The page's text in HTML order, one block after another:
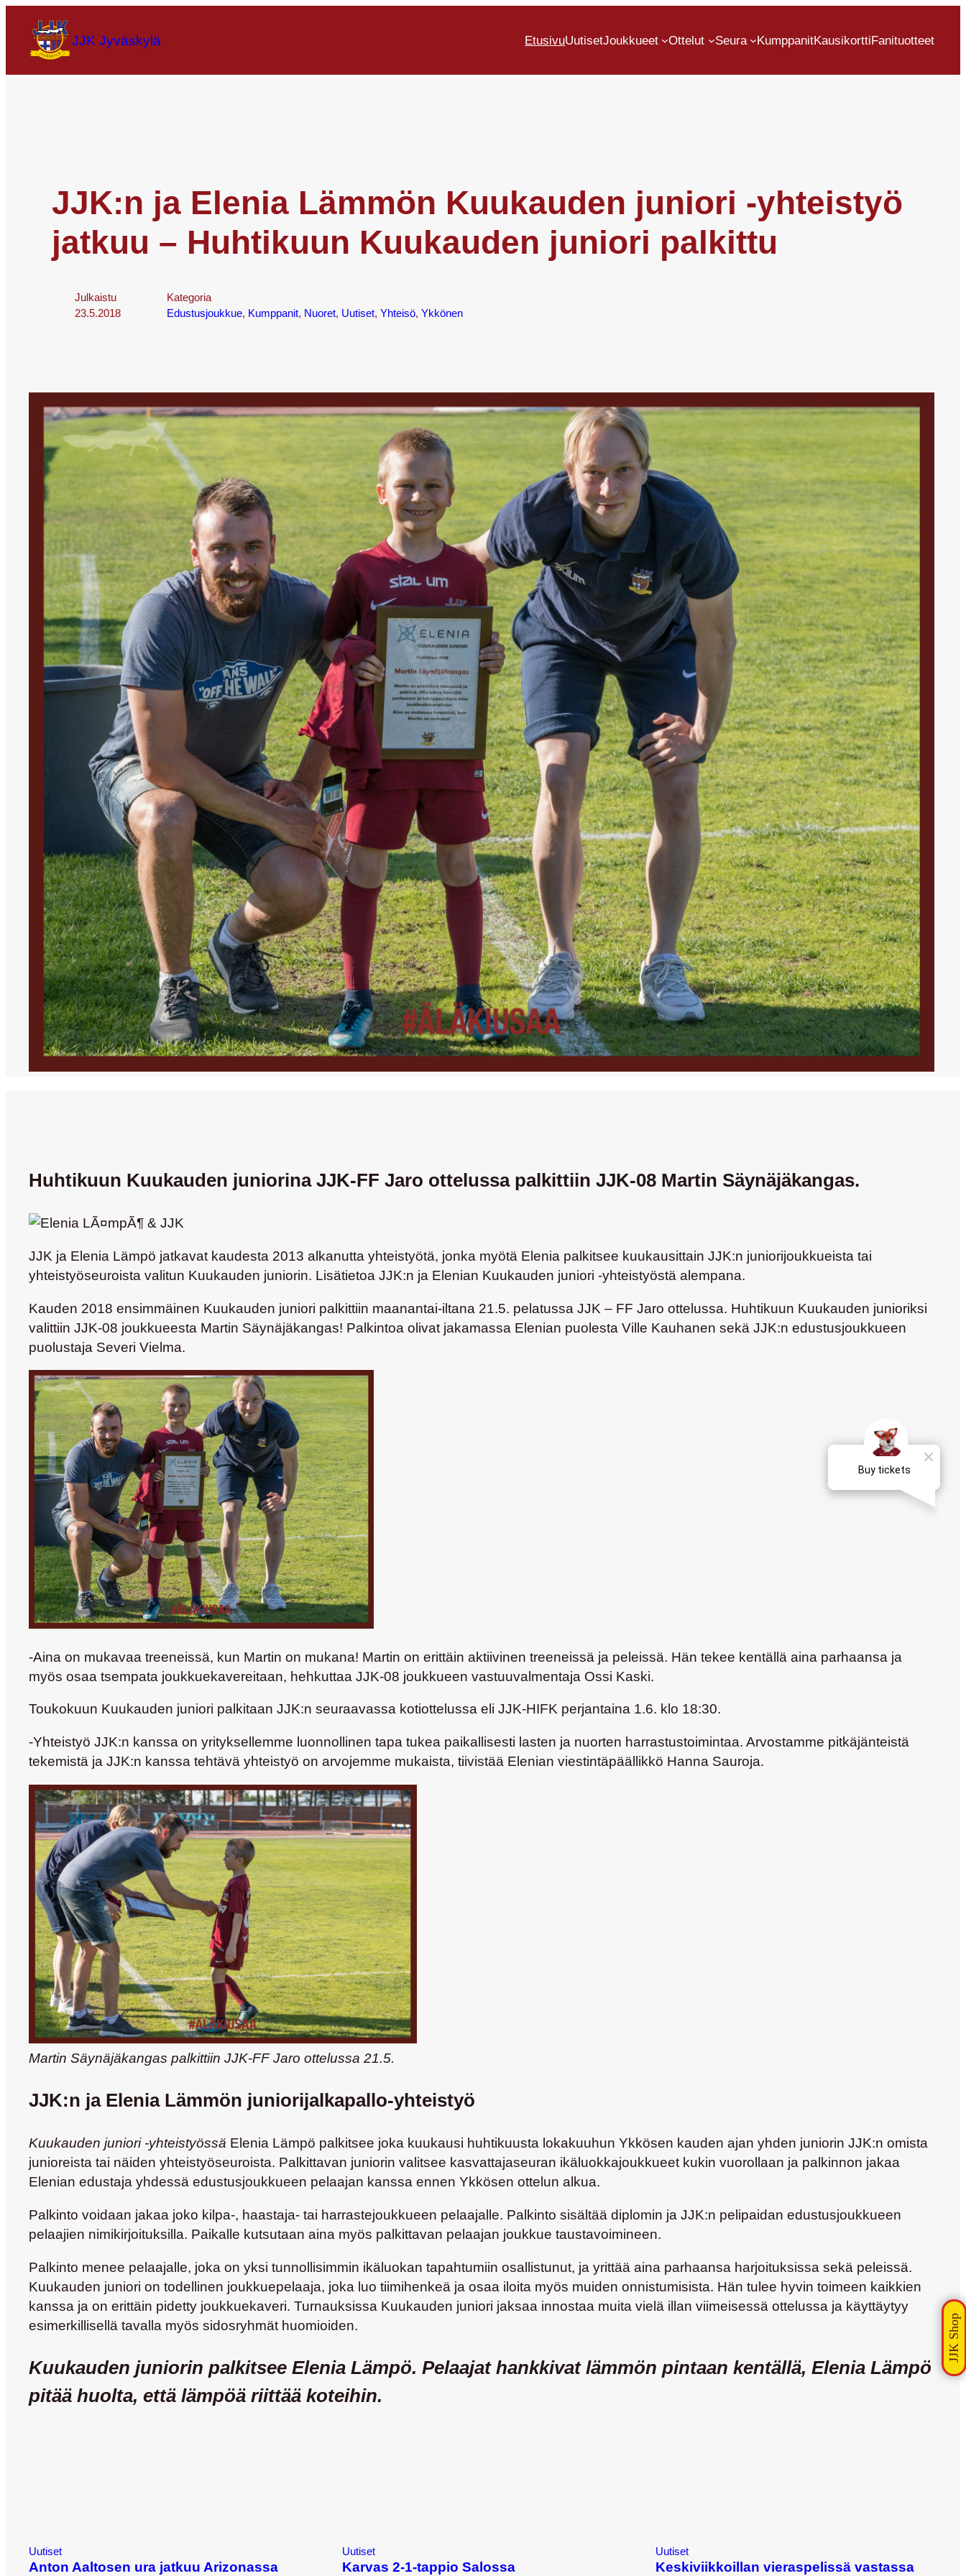
JJK Jyväskylä EtusivuUutisetJoukkueet Ottelut Seura KumppanitKausikorttiFanituotteet
JJK:n ja Elenia Lämmön Kuukauden juniori -yhteistyö
jatkuu – Huhtikuun Kuukauden juniori palkittu
Julkaistu
23.5.2018
Kategoria
Edustusjoukkue, Kumppanit, Nuoret, Uutiset, Yhteisö, Ykkönen
Huhtikuun Kuukauden juniorina JJK-FF Jaro ottelussa palkittiin JJK-08 Martin Säynäjäkangas.
JJK ja Elenia Lämpö jatkavat kaudesta 2013 alkanutta yhteistyötä, jonka myötä Elenia palkitsee kuukausittain JJK:n juniorijoukkueista tai
yhteistyöseuroista valitun Kuukauden juniorin. Lisätietoa JJK:n ja Elenian Kuukauden juniori -yhteistyöstä alempana.
Kauden 2018 ensimmäinen Kuukauden juniori palkittiin maanantai-iltana 21.5. pelatussa JJK – FF Jaro ottelussa. Huhtikuun Kuukauden junioriksi
valittiin JJK-08 joukkueesta Martin Säynäjäkangas! Palkintoa olivat jakamassa Elenian puolesta Ville Kauhanen sekä JJK:n edustusjoukkueen
puolustaja Severi Vielma.
-Aina on mukavaa treeneissä, kun Martin on mukana! Martin on erittäin aktiivinen treeneissä ja peleissä. Hän tekee kentällä aina parhaansa ja
myös osaa tsempata joukkuekavereitaan, hehkuttaa JJK-08 joukkueen vastuuvalmentaja Ossi Kaski.
Toukokuun Kuukauden juniori palkitaan JJK:n seuraavassa kotiottelussa eli JJK-HIFK perjantaina 1.6. klo 18:30.
-Yhteistyö JJK:n kanssa on yrityksellemme luonnollinen tapa tukea paikallisesti lasten ja nuorten harrastustoimintaa. Arvostamme pitkäjänteistä
tekemistä ja JJK:n kanssa tehtävä yhteistyö on arvojemme mukaista, tiivistää Elenian viestintäpäällikkö Hanna Sauroja.
Martin Säynäjäkangas palkittiin JJK-FF Jaro ottelussa 21.5.
JJK:n ja Elenia Lämmön juniorijalkapallo-yhteistyö
Kuukauden juniori -yhteistyössä Elenia Lämpö palkitsee joka kuukausi huhtikuusta lokakuuhun Ykkösen kauden ajan yhden juniorin JJK:n omista
junioreista tai näiden yhteistyöseuroista. Palkittavan juniorin valitsee kasvattajaseuran ikäluokkajoukkueet kukin vuorollaan ja palkinnon jakaa
Elenian edustaja yhdessä edustusjoukkueen pelaajan kanssa ennen Ykkösen ottelun alkua.
Palkinto voidaan jakaa joko kilpa-, haastaja- tai harrastejoukkueen pelaajalle. Palkinto sisältää diplomin ja JJK:n pelipaidan edustusjoukkueen
pelaajien nimikirjoituksilla. Paikalle kutsutaan aina myös palkittavan pelaajan joukkue taustavoimineen.
Palkinto menee pelaajalle, joka on yksi tunnollisimmin ikäluokan tapahtumiin osallistunut, ja yrittää aina parhaansa harjoituksissa sekä peleissä.
Kuukauden juniori on todellinen joukkuepelaaja, joka luo tiimihenkeä ja osaa iloita myös muiden onnistumisista. Hän tulee hyvin toimeen kaikkien
kanssa ja on erittäin pidetty joukkuekaveri. Turnauksissa Kuukauden juniori jaksaa innostaa muita vielä illan viimeisessä ottelussa ja käyttäytyy
esimerkillisellä tavalla myös sidosryhmät huomioiden.
Kuukauden juniorin palkitsee Elenia Lämpö. Pelaajat hankkivat lämmön pintaan kentällä, Elenia Lämpö
pitää huolta, että lämpöä riittää koteihin.
Uutiset
Anton Aaltosen ura jatkuu Arizonassa
Uutiset
Karvas 2-1-tappio Salossa
Uutiset
Keskiviikkoillan vieraspelissä vastassa